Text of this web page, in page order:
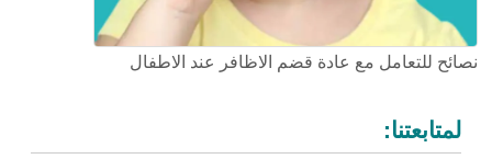
نصائح للتعامل مع عادة قضم الاظافر عند الاطفال
لمتابعتنا: